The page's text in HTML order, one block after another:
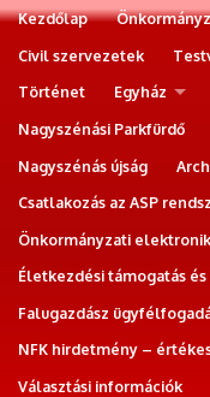
Kezdőlap
Civil szervezetek
Történet
Egyház
Nagyszénási Parkfürdő
Nagyszénás újság
Csatlakozás az ASP
Önkormányzati
Életkezdési támogatás
Falugazdász
NFK hirdetmény –
Választási információk